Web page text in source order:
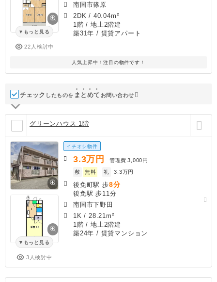
もっと見る
22人検討中
南国市篠原
2DK / 40.04m²
1階 / 地上2階建
築31年 / 賃貸アパート
人気上昇中！注目の物件です！
チェック したものを ま と めて お問い合わせ
グリーンハウス 1階
もっと見る
3人検討中
イチオシ物件
3.3万円 管理費 3,000円
敷
無料 礼 3.3万円
後免町駅 歩8分
後免駅 歩11分
南国市下野田
1K / 28.21m²
1階 / 地上2階建
築24年 / 賃貸マンション